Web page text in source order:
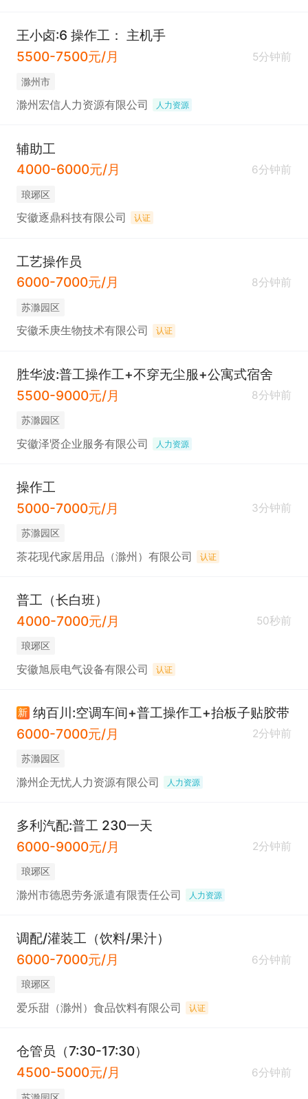
王小卤:6 操作工： 主机手
5500-7500元/月
5分钟前
滁州市
滁州宏信人力资源有限公司 人力资源
辅助工
4000-6000元/月
6分钟前
琅琊区
安徽逐鼎科技有限公司 认证
工艺操作员
6000-7000元/月
8分钟前
苏滁园区
安徽禾庚生物技术有限公司 认证
胜华波:普工操作工+不穿无尘服+公寓式宿舍
5500-9000元/月
8分钟前
苏滁园区
安徽泽贤企业服务有限公司 人力资源
操作工
5000-7000元/月
3分钟前
苏滁园区
茶花现代家居用品（滁州）有限公司 认证
普工（长白班）
4000-7000元/月
50秒前
琅琊区
安徽旭辰电气设备有限公司 认证
新 纳百川:空调车间+普工操作工+抬板子贴胶带
6000-7000元/月
2分钟前
苏滁园区
滁州企无忧人力资源有限公司 人力资源
多利汽配:普工 230一天
6000-9000元/月
2分钟前
琅琊区
滁州市德恩劳务派遣有限责任公司 人力资源
调配/灌装工（饮料/果汁）
6000-7000元/月
6分钟前
琅琊区
爱乐甜（滁州）食品饮料有限公司 认证
仓管员（7:30-17:30）
4500-5000元/月
6分钟前